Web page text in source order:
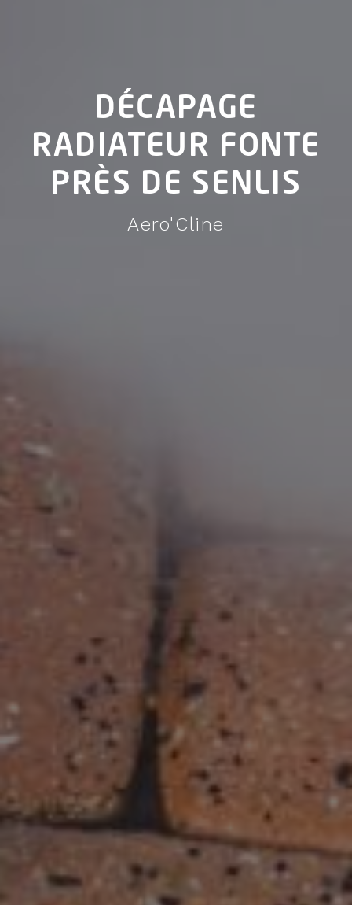
DÉCAPAGE
RADIATEUR FONTE
PRÈS DE SENLIS
Aero'Cline